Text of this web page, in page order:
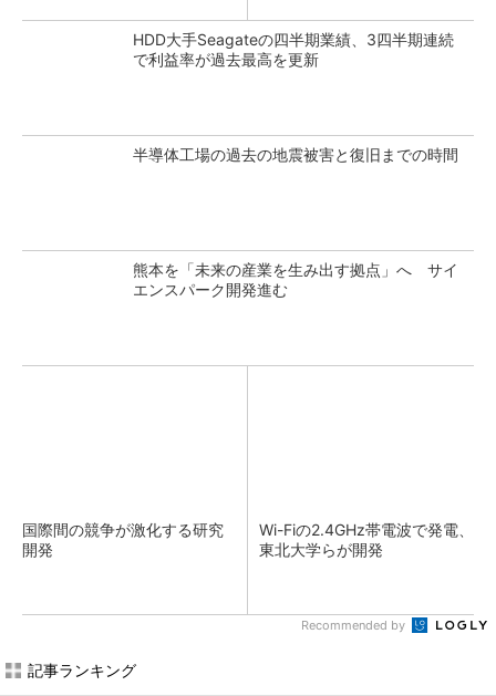
HDD大手Seagateの四半期業績、3四半期連続
で利益率が過去最高を更新
半導体工場の過去の地震被害と復旧までの時間
熊本を「未来の産業を生み出す拠点」へ サイ
エンスパーク開発進む
国際間の競争が激化する研究
開発
Wi-Fiの2.4GHz帯電波で発電、
東北大学らが開発
Recommended by
記事ランキング